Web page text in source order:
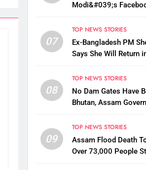
Modi&#039;s
07
TOP NEWS STORIES
Ex-Bangladesh PM
Says She Will Return
08
TOP NEWS STORIES
No Dam Gates Have
Bhutan, Assam
09
TOP NEWS STORIES
Assam Flood Death
Over 73,000 People